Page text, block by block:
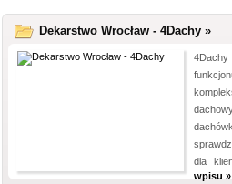
Dekarstwo Wrocław - 4Dachy »
dla
wpisu »